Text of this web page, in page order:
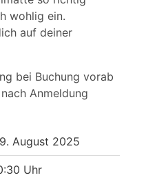
wohlig ein.
auf deiner
bei Buchung vorab
Anmeldung
August 2025
Uhr